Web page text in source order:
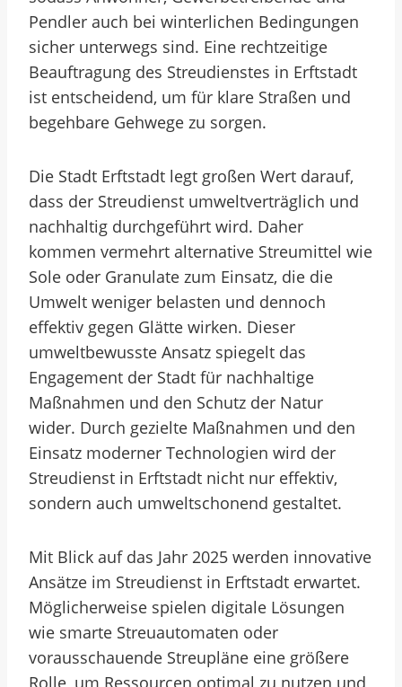
Pendler auch bei winterlichen Bedingungen
sicher unterwegs sind. Eine rechtzeitige
Beauftragung des Streudienstes in Erftstadt
ist entscheidend, um für klare Straßen und
begehbare Gehwege zu sorgen.
Die Stadt Erftstadt legt großen Wert darauf,
dass der Streudienst umweltverträglich und
nachhaltig durchgeführt wird. Daher
kommen vermehrt alternative Streumittel wie
Sole oder Granulate zum Einsatz, die die
Umwelt weniger belasten und dennoch
effektiv gegen Glätte wirken. Dieser
umweltbewusste Ansatz spiegelt das
Engagement der Stadt für nachhaltige
Maßnahmen und den Schutz der Natur
wider. Durch gezielte Maßnahmen und den
Einsatz moderner Technologien wird der
Streudienst in Erftstadt nicht nur effektiv,
sondern auch umweltschonend gestaltet.
Mit Blick auf das Jahr 2025 werden innovative
Ansätze im Streudienst in Erftstadt erwartet.
Möglicherweise spielen digitale Lösungen
wie smarte Streuautomaten oder
vorausschauende Streupläne eine größere
Rolle, um Ressourcen optimal zu nutzen und